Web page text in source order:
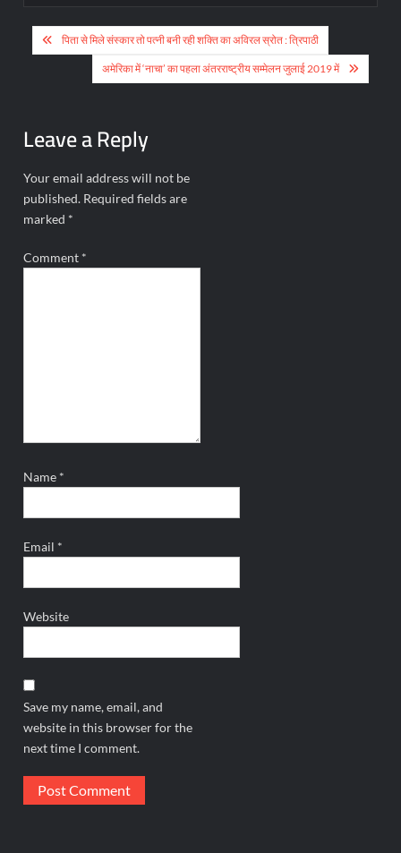
Post
navigation
पिता से मिले संस्कार तो पत्नी बनी रही शक्ति का अविरल स्रोत : त्रिपाठी
अमेरिका में ‘नाचा’ का पहला अंतरराष्ट्रीय सम्मेलन जुलाई 2019 में
Leave a Reply
Your email address will not be
published. Required fields are
marked *
Comment *
Name *
Email *
Website
Save my name, email, and
website in this browser for the
next time I comment.